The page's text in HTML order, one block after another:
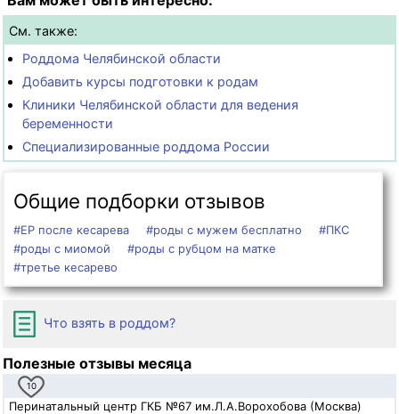
См. также:
Роддома Челябинской области
Добавить курсы подготовки к родам
Клиники Челябинской области для ведения
беременности
Специализированные роддома России
Общие подборки отзывов
#ЕР после кесарева #роды с мужем бесплатно
#ПКС
#роды с миомой
#роды с рубцом на матке
#третье кесарево
Что взять в роддом?
Полезные отзывы месяца
10
Перинатальный центр ГКБ №67 им.Л.А.Ворохобова (Москва)